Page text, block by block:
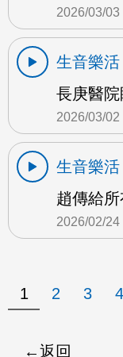
2026/03/03
生音樂活
長庚醫
2026/03/02
生音樂活
趙傳給
2026/02/24
1 2 3 4
返回